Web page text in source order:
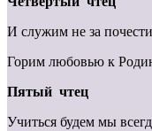
И служим не за
Горим любовью к
Пятый чтец
Учиться будем мы